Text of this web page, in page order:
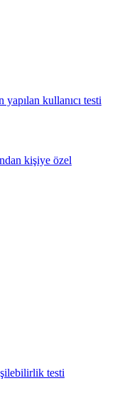
kullanıcı testi
kişiye özel
testi